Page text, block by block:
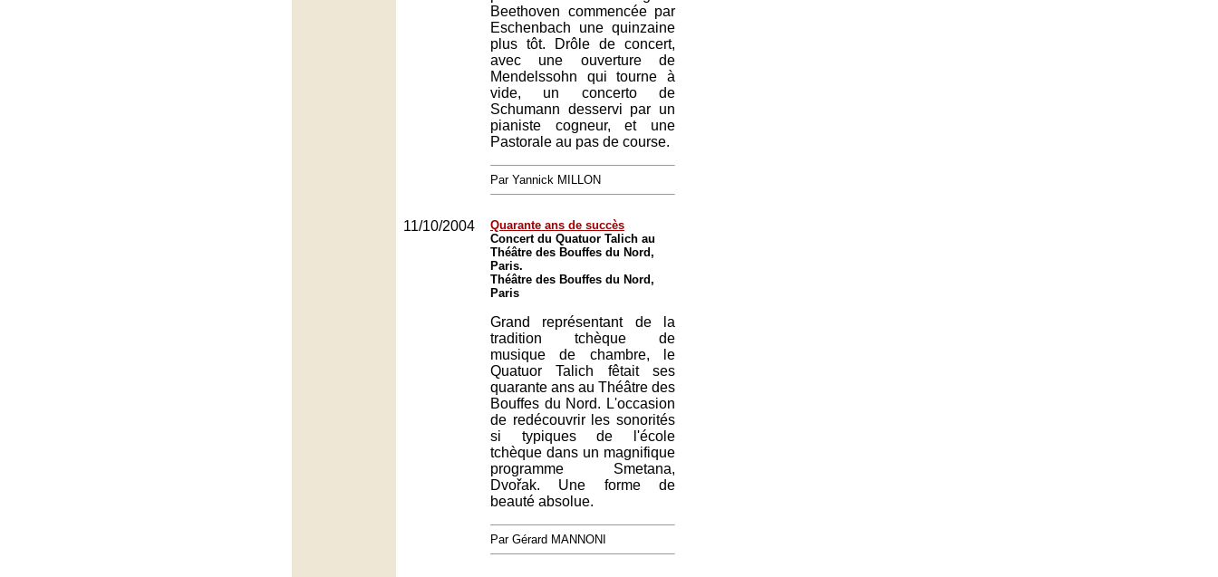
Beethoven commencée par
Eschenbach une quinzaine
plus tôt. Drôle de concert,
avec une ouverture de
Mendelssohn qui tourne à
vide, un concerto de
Schumann desservi par un
pianiste cogneur, et une
Pastorale au pas de course.
Par Yannick MILLON
11/10/2004
Quarante ans de succès
Concert du Quatuor Talich au
Théâtre des Bouffes du Nord,
Paris.
Théâtre des Bouffes du Nord,
Paris
Grand représentant de la
tradition tchèque de
musique de chambre, le
Quatuor Talich fêtait ses
quarante ans au Théâtre des
Bouffes du Nord. L'occasion
de redécouvrir les sonorités
si typiques de l'école
tchèque dans un magnifique
programme Smetana,
Dvořak. Une forme de
beauté absolue.
Par Gérard MANNONI